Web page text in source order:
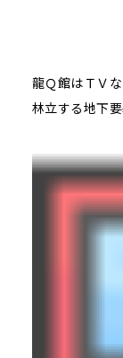
龍Ｑ館はＴＶ
林立する地下